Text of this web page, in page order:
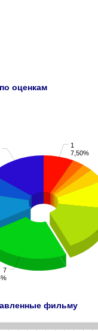
оценкам
1
7,50%
7
фильму